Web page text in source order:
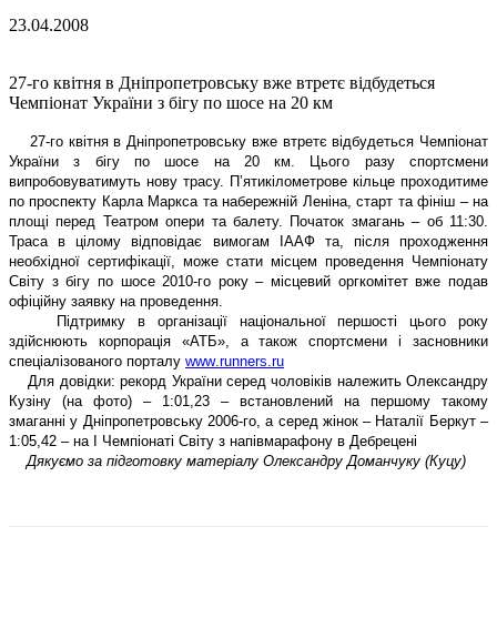
23.04.2008
27-го квітня в Дніпропетровську вже втретє відбудеться
Чемпіонат України з бігу по шосе на 20 км
27-го квітня в Дніпропетровську вже втретє відбудеться Чемпіонат
України з бігу по шосе на 20 км. Цього разу спортсмени
випробовуватимуть нову трасу. П’ятикілометрове кільце проходитиме
по проспекту Карла Маркса та набережній Леніна, старт та фініш – на
площі перед Театром опери та балету. Початок змагань – об 11:30.
Траса в цілому відповідає вимогам ІААФ та, після проходження
необхідної сертифікації, може стати місцем проведення Чемпіонату
Світу з бігу по шосе 2010-го року – місцевий оргкомітет вже подав
офіційну заявку на проведення.
Підтримку в організації національної першості цього року
здійснюють корпорація «АТБ», а також спортсмени і засновники
спеціалізованого порталу www. runners ru
Для довідки: рекорд України серед чоловіків належить Олександру
Кузіну (на фото) – 1:01,23 – встановлений на першому такому
змаганні у Дніпропетровську 2006-го, а серед жінок – Наталії Беркут –
1:05,42 – на І Чемпіонаті Світу з напівмарафону в Дебрецені
Дякуємо за підготовку матеріалу Олександру Доманчуку (Куцу)